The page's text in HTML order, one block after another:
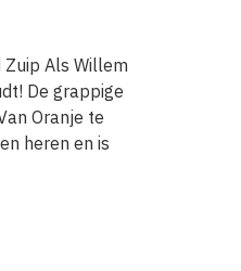
Als Willem
De grappige
Oranje te
heren en is